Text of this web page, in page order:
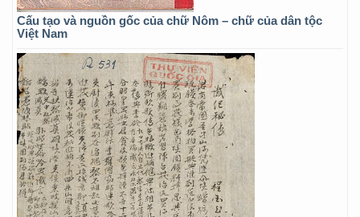
Cấu tạo và nguồn gốc của chữ Nôm – chữ của dân tộc
Việt Nam